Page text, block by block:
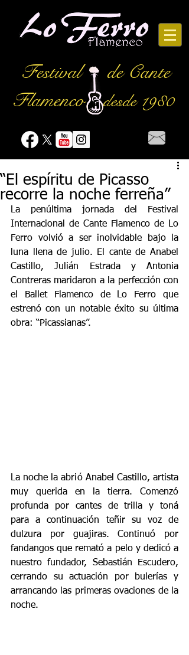
Festival
de Cante
Flamencodesde 1980
“El espíritu de Picasso
recorre la noche ferreña”
La penúltima jornada del Festival
Internacional de Cante Flamenco de Lo
Ferro volvió a ser inolvidable bajo la
luna llena de julio. El cante de Anabel
Castillo, Julián Estrada y Antonia
Contreras maridaron a la perfección con
el Ballet Flamenco de Lo Ferro que
estrenó con un notable éxito su última
obra: “Picassianas”.
La noche la abrió Anabel Castillo, artista
muy querida en la tierra. Comenzó
profunda por cantes de trilla y toná
para a continuación teñir su voz de
dulzura por guajiras. Continuó por
fandangos que remató a pelo y dedicó a
nuestro fundador, Sebastián Escudero,
cerrando su actuación por bulerías y
arrancando las primeras ovaciones de la
noche.